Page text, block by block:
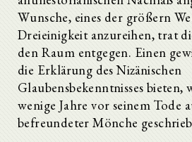
Wunsche, eines der größern
Dreieinigkeit anzureihen, trat
den Raum entgegen. Einen
die Erklärung des Nizänischen
Glaubensbekenntnisses
wenige Jahre vor seinem Tode
befreundeter Mönche